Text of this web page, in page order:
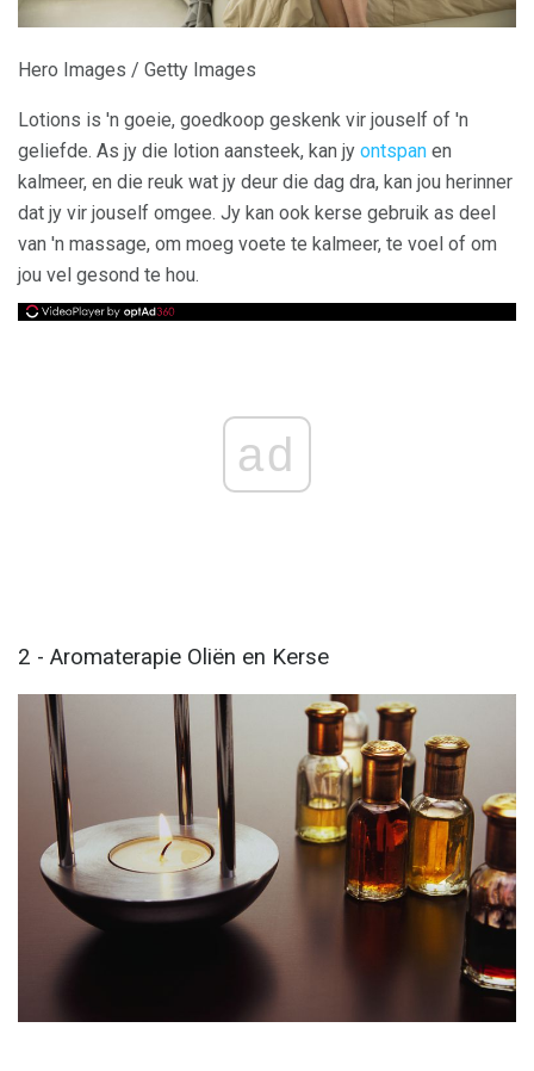
Hero Images / Getty Images
Lotions is 'n goeie, goedkoop geskenk vir jouself of 'n
geliefde. As jy die lotion aansteek, kan jy ontspan en
kalmeer, en die reuk wat jy deur die dag dra, kan jou herinner
dat jy vir jouself omgee. Jy kan ook kerse gebruik as deel
van 'n massage, om moeg voete te kalmeer, te voel of om
jou vel gesond te hou.
ad
2 - Aromaterapie Oliën en Kerse